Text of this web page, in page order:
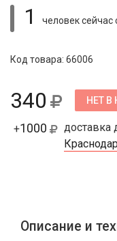
1 человек сейчас
Код товара: 66006
340 НЕТ В
+1000
доставка
Краснодар
Описание и